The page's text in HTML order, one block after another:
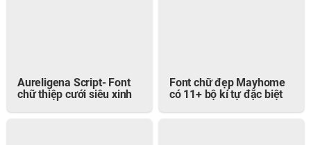
Aureligena Script- Font
chữ thiệp cưới siêu xinh
Font chữ đẹp Mayhome
có 11+ bộ kí tự đặc biệt